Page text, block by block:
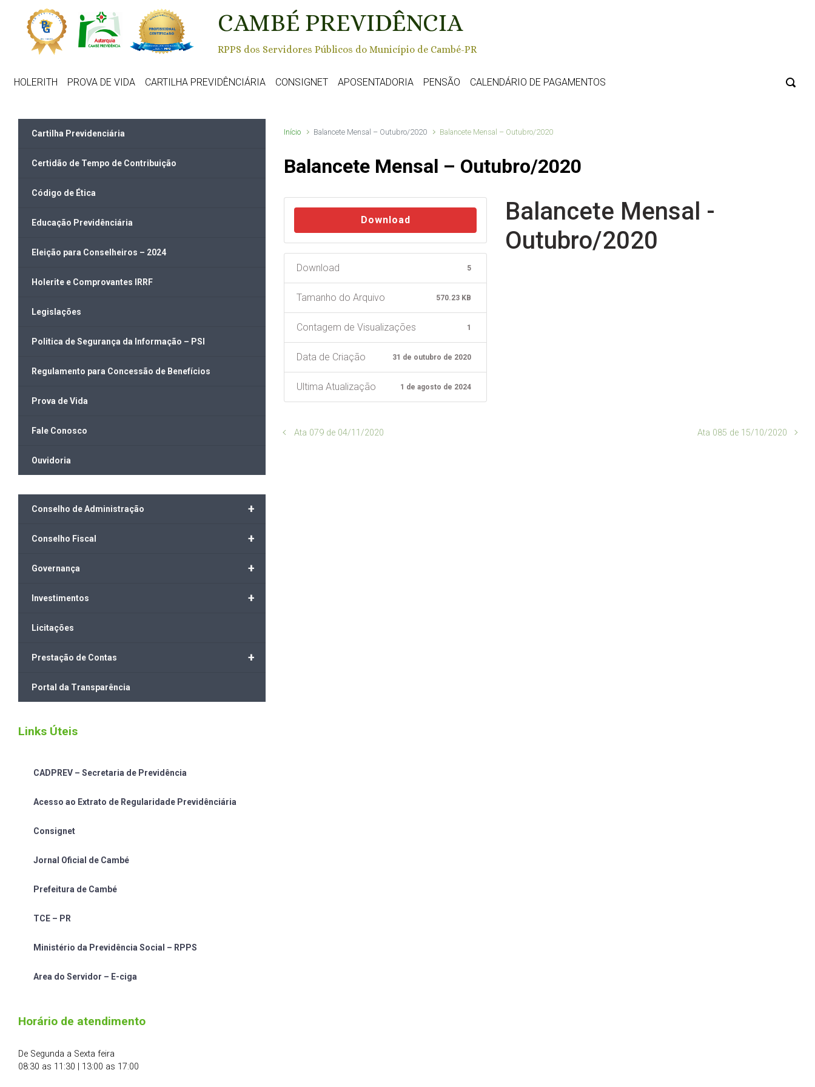
Skip to main content
CAMBÉ PREVIDÊNCIA
RPPS dos Servidores Públicos do Município de Cambé-PR
HOLERITH PROVA DE VIDA CARTILHA PREVIDÊNCIÁRIA CONSIGNET APOSENTADORIA PENSÃO CALENDÁRIO DE PAGAMENTOS
Início Balancete Mensal – Outubro/2020 Balancete Mensal – Outubro/2020
Balancete Mensal – Outubro/2020
Download
Download 5
Tamanho do Arquivo 570.23 KB
Contagem de Visualizações 1
Data de Criação 31 de outubro de 2020
Ultima Atualização 1 de agosto de 2024
Balancete Mensal -
Outubro/2020
Ata 079 de 04/11/2020 Ata 085 de 15/10/2020
Cartilha Previdenciária
Certidão de Tempo de Contribuição
Código de Ética
Educação Previdênciária
Eleição para Conselheiros – 2024
Holerite e Comprovantes IRRF
Legislações
Politica de Segurança da Informação – PSI
Regulamento para Concessão de Benefícios
Prova de Vida
Fale Conosco
Ouvidoria
+
Conselho de Administração
+
Conselho Fiscal
+
Governança
+
Investimentos
Licitações
+
Prestação de Contas
Portal da Transparência
Links Úteis
CADPREV – Secretaria de Previdência
Acesso ao Extrato de Regularidade Previdênciária
Consignet
Jornal Oficial de Cambé
Prefeitura de Cambé
TCE – PR
Ministério da Previdência Social – RPPS
Area do Servidor – E-ciga
Horário de atendimento
De Segunda a Sexta feira
08:30 as 11:30 | 13:00 as 17:00